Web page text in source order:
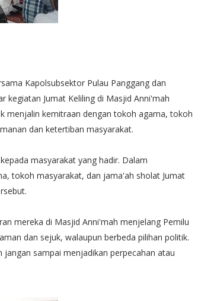
Kapolsubsektor Pulau Panggang dan
kegiatan Jumat Keliling di Masjid Anni'mah
menjalin kemitraan dengan tokoh agama, tokoh
dan ketertiban masyarakat.
masyarakat yang hadir. Dalam
tokoh masyarakat, dan jama'ah sholat Jumat
mereka di Masjid Anni'mah menjelang Pemilu
dan sejuk, walaupun berbeda pilihan politik.
sampai menjadikan perpecahan atau